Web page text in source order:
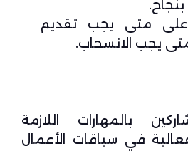
على متى يجب تقديم
يجب الانسحاب.
بالمهارات اللازمة
في سياقات الأعمال